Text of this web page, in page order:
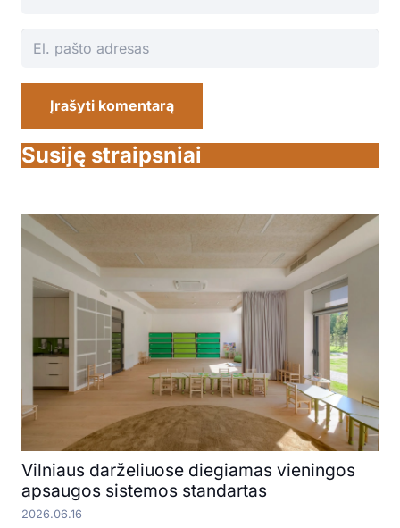
Įrašyti komentarą
Susiję straipsniai
Vilniaus darželiuose diegiamas vieningos
apsaugos sistemos standartas
2026.06.16